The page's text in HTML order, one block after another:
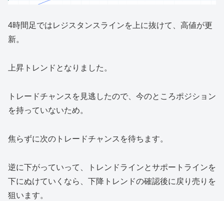
4時間足ではレジスタンスラインを上に抜けて、高値が更
新。
上昇トレンドとなりました。
トレードチャンスを見逃したので、今のところポジション
を持っていないため。
焦らずに次のトレードチャンスを待ちます。
逆に下がっていって、トレンドラインとサポートラインを
下にぬけていくなら、下降トレンドの確認後に戻り売りを
狙います。